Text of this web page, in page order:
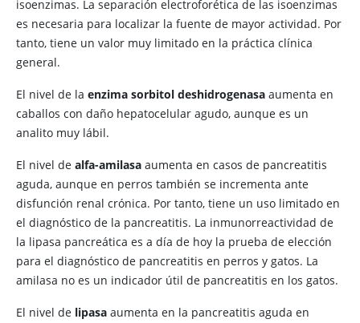
isoenzimas. La separación electroforética de las isoenzimas
es necesaria para localizar la fuente de mayor actividad. Por
tanto, tiene un valor muy limitado en la práctica clínica
general.
El nivel de la enzima sorbitol deshidrogenasa aumenta en
caballos con daño hepatocelular agudo, aunque es un
analito muy lábil.
El nivel de alfa-amilasa aumenta en casos de pancreatitis
aguda, aunque en perros también se incrementa ante
disfunción renal crónica. Por tanto, tiene un uso limitado en
el diagnóstico de la pancreatitis. La inmunorreactividad de
la lipasa pancreática es a día de hoy la prueba de elección
para el diagnóstico de pancreatitis en perros y gatos. La
amilasa no es un indicador útil de pancreatitis en los gatos.
El nivel de lipasa aumenta en la pancreatitis aguda en